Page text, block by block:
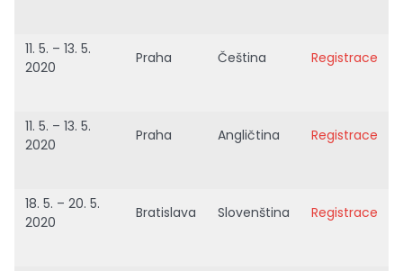
11. 5. – 13. 5.
2020
Praha Čeština Registrace
11. 5. – 13. 5.
2020
Praha Angličtina Registrace
18. 5. – 20. 5.
2020
Bratislava Slovenština Registrace